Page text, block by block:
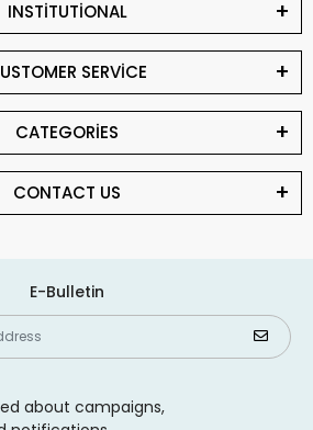
INSTİTUTİONAL
SERVİCE
CATEGORİES
CONTACT US
E-Bulletin
about campaigns,